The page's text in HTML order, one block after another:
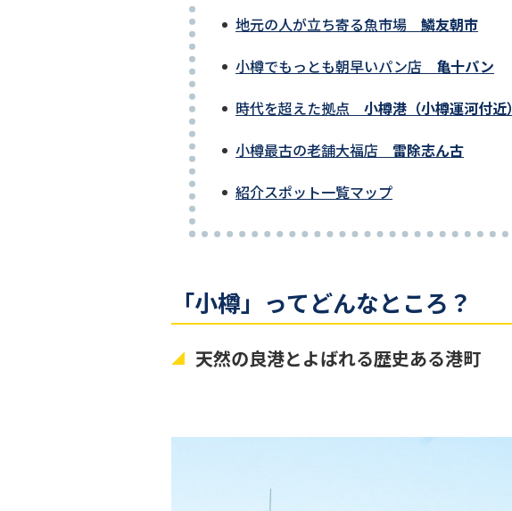
地元の人が立ち寄る魚市場 鱗友朝市
小樽でもっとも朝早いパン店 亀十パン
時代を超えた拠点 小樽港（小樽運河付近）
小樽最古の老舗大福店 雷除志ん古
紹介スポット一覧マップ
「小樽」ってどんなところ？
天然の良港とよばれる歴史ある港町